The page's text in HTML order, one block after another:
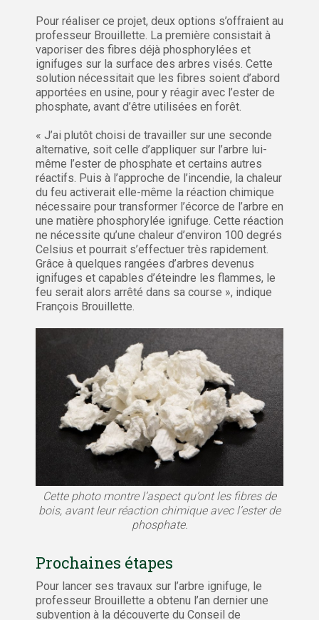
Pour réaliser ce projet, deux options s’offraient au
professeur Brouillette. La première consistait à
vaporiser des fibres déjà phosphorylées et
ignifuges sur la surface des arbres visés. Cette
solution nécessitait que les fibres soient d’abord
apportées en usine, pour y réagir avec l’ester de
phosphate, avant d’être utilisées en forêt.
« J’ai plutôt choisi de travailler sur une seconde
alternative, soit celle d’appliquer sur l’arbre lui-
même l’ester de phosphate et certains autres
réactifs. Puis à l’approche de l’incendie, la chaleur
du feu activerait elle-même la réaction chimique
nécessaire pour transformer l’écorce de l’arbre en
une matière phosphorylée ignifuge. Cette réaction
ne nécessite qu’une chaleur d’environ 100 degrés
Celsius et pourrait s’effectuer très rapidement.
Grâce à quelques rangées d’arbres devenus
ignifuges et capables d’éteindre les flammes, le
feu serait alors arrêté dans sa course », indique
François Brouillette.
Cette photo montre l’aspect qu’ont les fibres de
bois, avant leur réaction chimique avec l’ester de
phosphate.
Prochaines étapes
Pour lancer ses travaux sur l’arbre ignifuge, le
professeur Brouillette a obtenu l’an dernier une
subvention à la découverte du Conseil de